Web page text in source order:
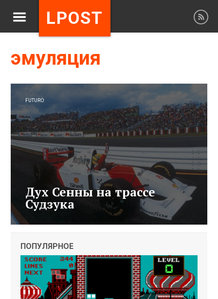
LPOST
эмуляция
FUTURO
Дух Сенны на трассе
Судзука
ПОПУЛЯРНОЕ